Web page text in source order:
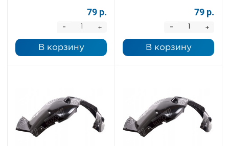
79 р.
+
-
В корзину
79 р.
+
-
В корзину